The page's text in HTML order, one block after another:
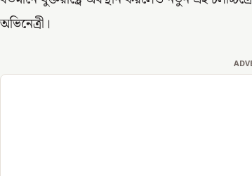
অভিনেত্রী।